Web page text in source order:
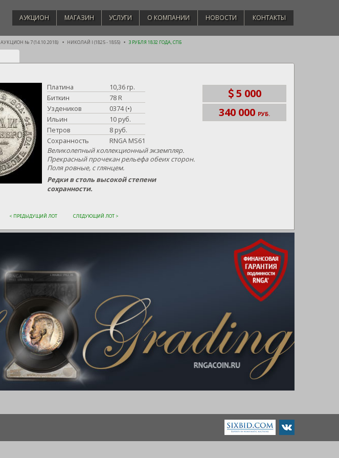
АУКЦИОН МАГАЗИН УСЛУГИ О КОМПАНИИ НОВОСТИ КОНТАКТЫ
АУКЦИОН № 7 (14.10.2018) НИКОЛАЙ I (1825 - 1855) 3 РУБЛЯ 1832 ГОДА, СПБ
Платина
10,36 гр.
Биткин
78 R
Уздеников
0374 (•)
Ильин
10 руб.
Петров
8 руб.
Сохранность
RNGA MS61
Великолепный коллекционный экземпляр.
Прекрасный прочекан рельефа обеих сторон.
Поля ровные, с глянцем.
Редки в столь высокой степени
сохранности.
5 000
340 000 РУБ.
< ПРЕДЫДУЩИЙ ЛОТ СЛЕДУЮЩИЙ ЛОТ >